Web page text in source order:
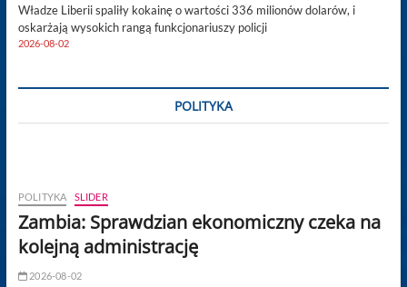
Władze Liberii spaliły kokainę o wartości 336 milionów dolarów, i
oskarżają wysokich rangą funkcjonariuszy policji
2026-08-02
POLITYKA
POLITYKA SLIDER
Zambia: Sprawdzian ekonomiczny czeka na
kolejną administrację
2026-08-02